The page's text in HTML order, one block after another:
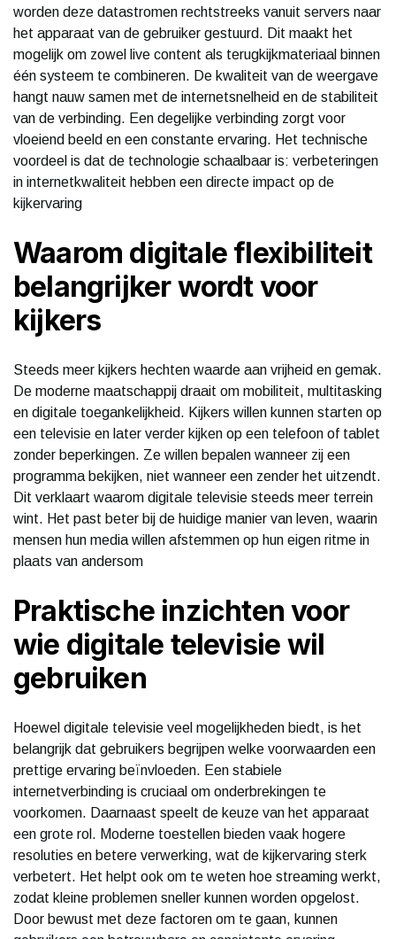
worden deze datastromen rechtstreeks vanuit servers naar
het apparaat van de gebruiker gestuurd. Dit maakt het
mogelijk om zowel live content als terugkijkmateriaal binnen
één systeem te combineren. De kwaliteit van de weergave
hangt nauw samen met de internetsnelheid en de stabiliteit
van de verbinding. Een degelijke verbinding zorgt voor
vloeiend beeld en een constante ervaring. Het technische
voordeel is dat de technologie schaalbaar is: verbeteringen
in internetkwaliteit hebben een directe impact op de
kijkervaring
Waarom digitale flexibiliteit
belangrijker wordt voor
kijkers
Steeds meer kijkers hechten waarde aan vrijheid en gemak.
De moderne maatschappij draait om mobiliteit, multitasking
en digitale toegankelijkheid. Kijkers willen kunnen starten op
een televisie en later verder kijken op een telefoon of tablet
zonder beperkingen. Ze willen bepalen wanneer zij een
programma bekijken, niet wanneer een zender het uitzendt.
Dit verklaart waarom digitale televisie steeds meer terrein
wint. Het past beter bij de huidige manier van leven, waarin
mensen hun media willen afstemmen op hun eigen ritme in
plaats van andersom
Praktische inzichten voor
wie digitale televisie wil
gebruiken
Hoewel digitale televisie veel mogelijkheden biedt, is het
belangrijk dat gebruikers begrijpen welke voorwaarden een
prettige ervaring beïnvloeden. Een stabiele
internetverbinding is cruciaal om onderbrekingen te
voorkomen. Daarnaast speelt de keuze van het apparaat
een grote rol. Moderne toestellen bieden vaak hogere
resoluties en betere verwerking, wat de kijkervaring sterk
verbetert. Het helpt ook om te weten hoe streaming werkt,
zodat kleine problemen sneller kunnen worden opgelost.
Door bewust met deze factoren om te gaan, kunnen